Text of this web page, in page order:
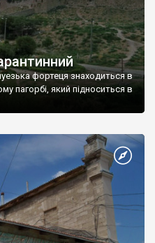
фортеця знаходиться в
пагорбі, який підноситься в